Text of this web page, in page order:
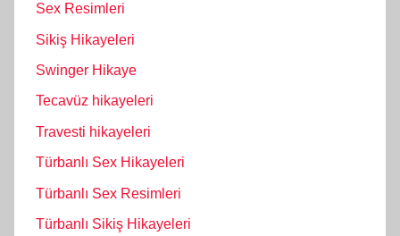
Sex Resimleri
Sikiş Hikayeleri
Swinger Hikaye
Tecavüz hikayeleri
Travesti hikayeleri
Türbanlı Sex Hikayeleri
Türbanlı Sex Resimleri
Türbanlı Sikiş Hikayeleri